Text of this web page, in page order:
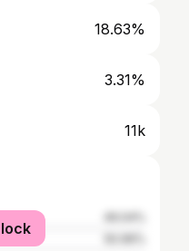
18.63%
3.31%
11k